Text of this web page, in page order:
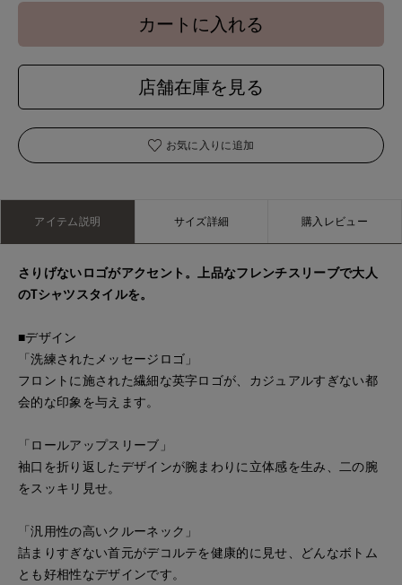
カートに入れる
店舗在庫を見る
お気に入りに追加
アイテム説明 サイズ詳細 購入レビュー
さりげないロゴがアクセント。上品なフレンチスリーブで大人
のTシャツスタイルを。
■デザイン
「洗練されたメッセージロゴ」
フロントに施された繊細な英字ロゴが、カジュアルすぎない都
会的な印象を与えます。
「ロールアップスリーブ」
袖口を折り返したデザインが腕まわりに立体感を生み、二の腕
をスッキリ見せ。
「汎用性の高いクルーネック」
詰まりすぎない首元がデコルテを健康的に見せ、どんなボトム
とも好相性なデザインです。